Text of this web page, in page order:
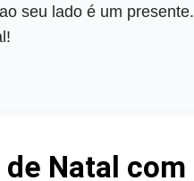
seu lado é um presente.
de Natal com